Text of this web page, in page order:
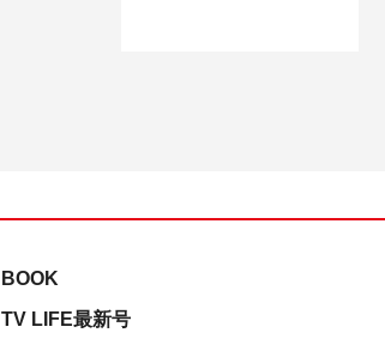
BOOK
TV LIFE最新号